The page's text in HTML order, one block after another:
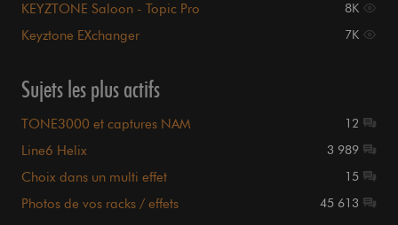
KEYZTONE Saloon - Topic Pro 8K
Keyztone EXchanger 7K
Sujets les plus actifs
TONE3000 et captures NAM 12
Line6 Helix 3 989
Choix dans un multi effet 15
Photos de vos racks / effets 45 613